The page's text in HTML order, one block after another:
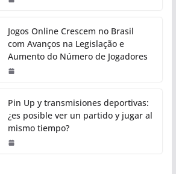
Jogos Online Crescem no Brasil
com Avanços na Legislação e
Aumento do Número de Jogadores
Pin Up y transmisiones deportivas:
¿es posible ver un partido y jugar al
mismo tiempo?